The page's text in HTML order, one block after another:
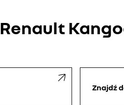
Renault
Znajdź